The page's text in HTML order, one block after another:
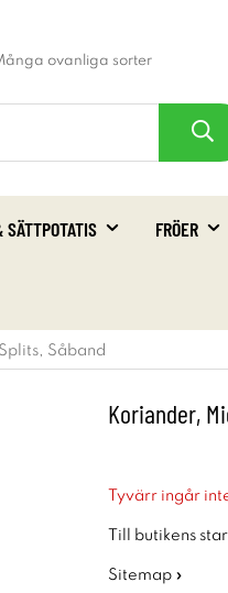
ovanliga sorter
FRÖER
Såband
Koriander,
Tyvärr ingår
Till butikens
Sitemap »